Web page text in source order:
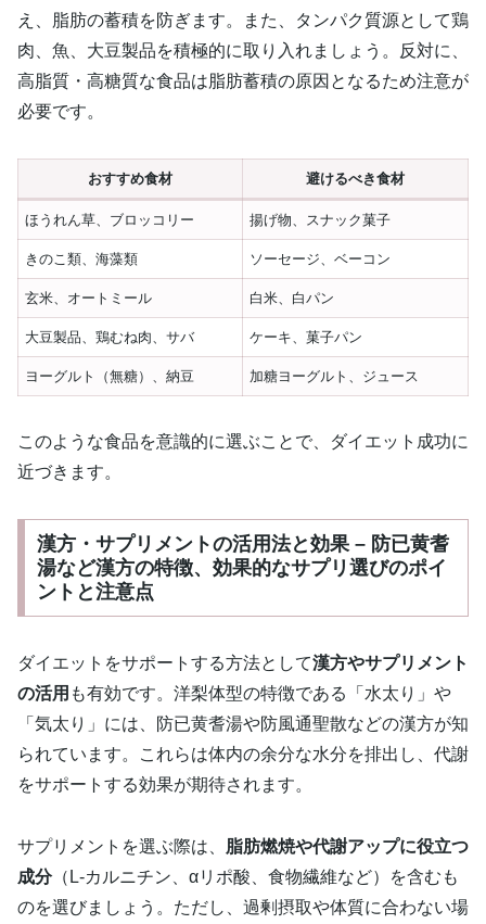
え、脂肪の蓄積を防ぎます。また、タンパク質源として鶏
肉、魚、大豆製品を積極的に取り入れましょう。反対に、
高脂質・高糖質な食品は脂肪蓄積の原因となるため注意が
必要です。
おすすめ食材 避けるべき食材
ほうれん草、ブロッコリー 揚げ物、スナック菓子
きのこ類、海藻類 ソーセージ、ベーコン
玄米、オートミール 白米、白パン
大豆製品、鶏むね肉、サバ ケーキ、菓子パン
ヨーグルト（無糖）、納豆 加糖ヨーグルト、ジュース
このような食品を意識的に選ぶことで、ダイエット成功に
近づきます。
漢方・サプリメントの活用法と効果 – 防已黄耆
湯など漢方の特徴、効果的なサプリ選びのポイ
ントと注意点
ダイエットをサポートする方法として漢方やサプリメント
の活用 も有効です。洋梨体型の特徴である「水太り」や
「気太り」には、防已黄耆湯や防風通聖散などの漢方が知
られています。これらは体内の余分な水分を排出し、代謝
をサポートする効果が期待されます。
サプリメントを選ぶ際は、 脂肪燃焼や代謝アップに役立つ
成分（L-カルニチン、αリポ酸、食物繊維など）を含むも
のを選びましょう。ただし、過剰摂取や体質に合わない場